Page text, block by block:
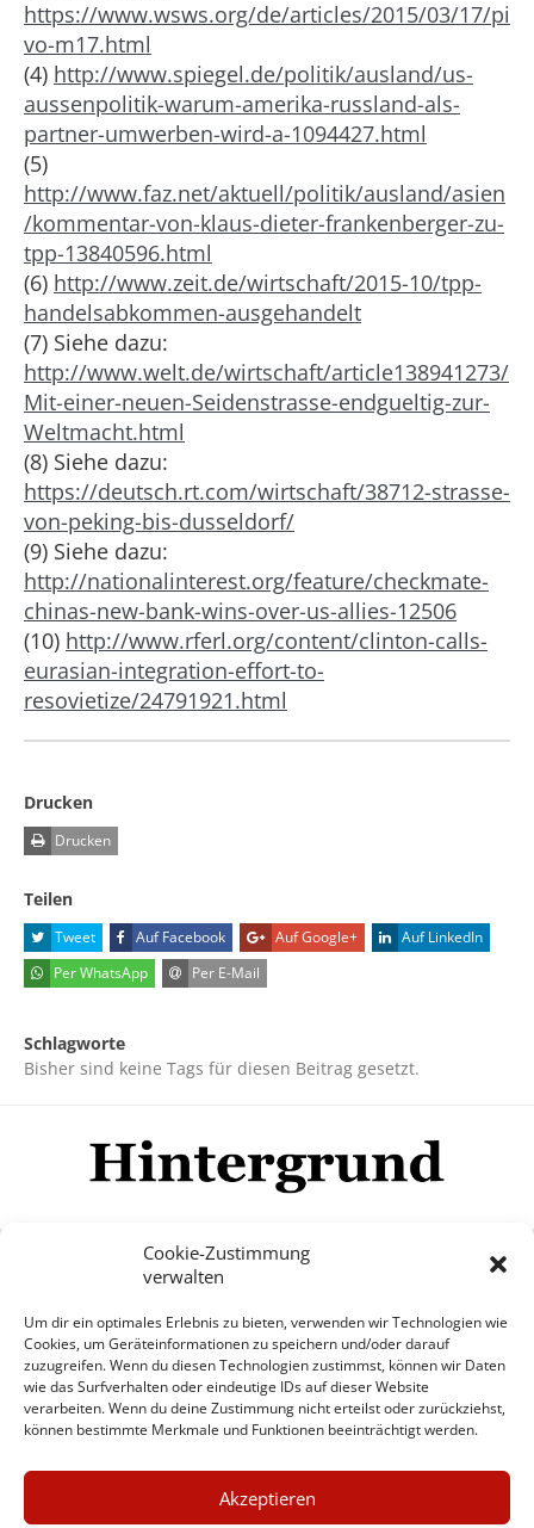
Cookie-Zustimmung
verwalten
Um dir ein optimales Erlebnis zu bieten, verwenden wir Technologien wie
Cookies, um Geräteinformationen zu speichern und/oder darauf
zuzugreifen. Wenn du diesen Technologien zustimmst, können wir Daten
wie das Surfverhalten oder eindeutige IDs auf dieser Website
verarbeiten. Wenn du deine Zustimmung nicht erteilst oder zurückziehst,
können bestimmte Merkmale und Funktionen beeinträchtigt werden.
Akzeptieren
https://www.wsws.org/de/articles/2015/03/17/pi
vo-m17.html
(4) http://www.spiegel.de/politik/ausland/us-
aussenpolitik-warum-amerika-russland-als-
partner-umwerben-wird-a-1094427.html
(5)
http://www.faz.net/aktuell/politik/ausland/asien
/kommentar-von-klaus-dieter-frankenberger-zu-
tpp-13840596.html
(6) http://www.zeit.de/wirtschaft/2015-10/tpp-
handelsabkommen-ausgehandelt
(7) Siehe dazu:
http://www.welt.de/wirtschaft/article138941273/
Mit-einer-neuen-Seidenstrasse-endgueltig-zur-
Weltmacht.html
(8) Siehe dazu:
https://deutsch.rt.com/wirtschaft/38712-strasse-
von-peking-bis-dusseldorf/
(9) Siehe dazu:
http://nationalinterest.org/feature/checkmate-
chinas-new-bank-wins-over-us-allies-12506
(10) http://www.rferl.org/content/clinton-calls-
eurasian-integration-effort-to-
resovietize/24791921.html
Drucken
Drucken
Teilen
Tweet Auf Facebook Auf Google+
Auf LinkedIn
Per WhatsApp
Per E-Mail
Schlagworte
Bisher sind keine Tags für diesen Beitrag gesetzt.
Mehr
© Copyright Hintergrund.de, 2015 - 2026
Zum Newsletter jetzt kostenlos
anmelden
×